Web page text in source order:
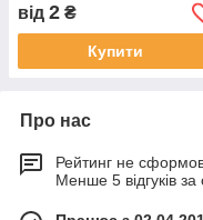
від 2 ₴
Купити
Про нас
Рейтинг не
Менше 5 відгуків за